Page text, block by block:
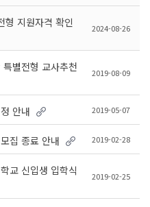
형 지원자격 확인
2024-08-26
별전형 교사추천
2019-08-09
안내 2019-05-07
집 종료 안내 2019-02-28
교 신입생 입학식
2019-02-25